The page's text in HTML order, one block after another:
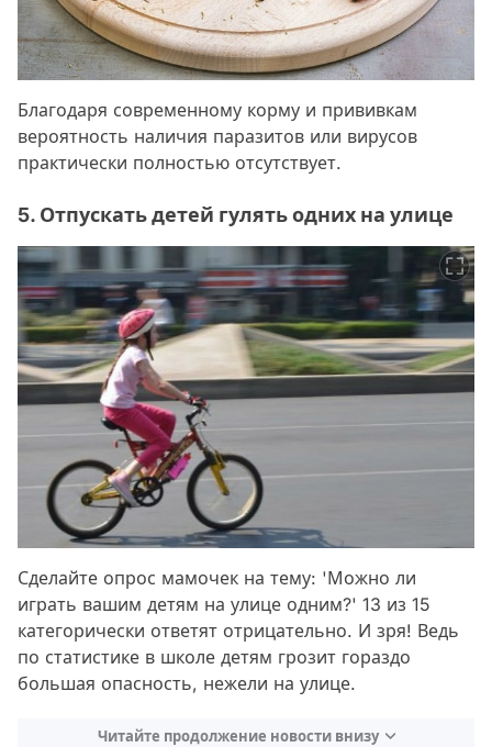
Благодаря современному корму и прививкам
вероятность наличия паразитов или вирусов
практически полностью отсутствует.
5. Отпускать детей гулять одних на улице
Сделайте опрос мамочек на тему: 'Можно ли
играть вашим детям на улице одним?' 13 из 15
категорически ответят отрицательно. И зря! Ведь
по статистике в школе детям грозит гораздо
большая опасность, нежели на улице.
Читайте продолжение новости внизу